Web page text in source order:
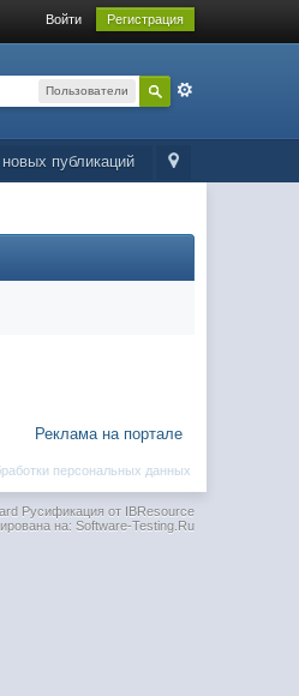
Войти Регистрация
Пользователи
публикаций
Реклама на портале
персональных данных
Русификация от IBResource
на: Software-Testing.Ru